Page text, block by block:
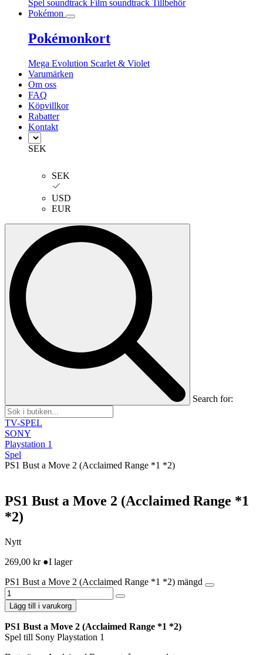
Spel soundtrack Film soundtrack Tillbehör
Pokémon
Pokémonkort
Mega Evolution Scarlet & Violet
Varumärken
Om oss
FAQ
Köpvillkor
Rabatter
Kontakt
SEK
SEK
USD
EUR
Search for:
TV-SPEL
SONY
Playstation 1
Spel
PS1 Bust a Move 2 (Acclaimed Range *1 *2)
PS1 Bust a Move 2 (Acclaimed Range *1
*2)
Nytt
269,00 kr ●I lager
PS1 Bust a Move 2 (Acclaimed Range *1 *2) mängd
Lägg till i varukorg
PS1 Bust a Move 2 (Acclaimed Range *1 *2)
Spel till Sony Playstation 1